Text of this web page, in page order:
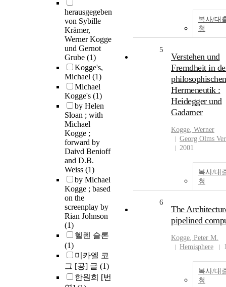
herausgegeben
von Sybille
Krämer,
Werner Kogge
und Gernot
Grube (1)
Kogge's,
Michael (1)
Michael
Kogge's (1)
by Helen
Sloan ; with
Michael
Kogge ;
forward by
Daivd Benioff
and D.B.
Weiss (1)
by Michael
Kogge ; based
on the
screenplay by
Rian Johnson
(1)
헬렌 슬론
(1)
미카엘 코
그 [공] 글 (1)
한원희 [번
복사/대
청
5
Verstehen und
Fremdheit in
philosophischen
Hermeneutik :
Heidegger und
Gadamer
Kogge, Werner
Georg Olms
2001
복사/대
청
6
The
pipelined
Kogge, Peter M.
Hemisphere
복사/대
청